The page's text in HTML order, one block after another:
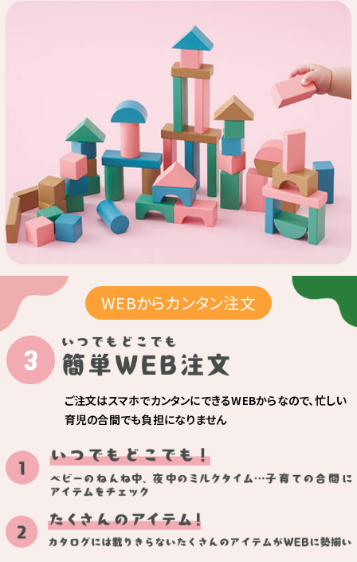
WEBからカンタン注文
いつでもどこでも簡単WEB注文
ご注文はスマホでカンタンにできるWEBからなので、忙しい
育児の合間でも負担になりません